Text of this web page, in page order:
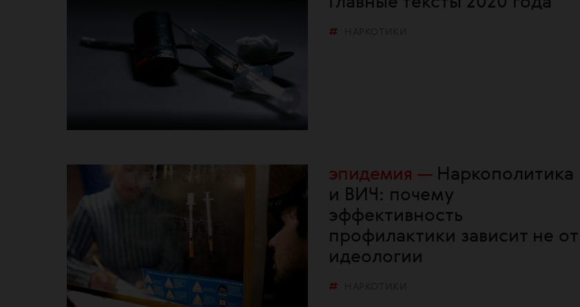
эпидемия
Наркополитика
и ВИЧ: почему
эффективность
профилактики зависит не от
идеологии